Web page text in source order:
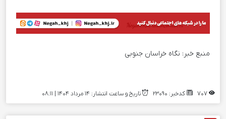
منبع خبر: نگاه خراسان جنوبی
کدخبر: 23090 تاریخ و ساعت انتشار: ۱۴ مرداد ۱۴۰۴ | 08:11